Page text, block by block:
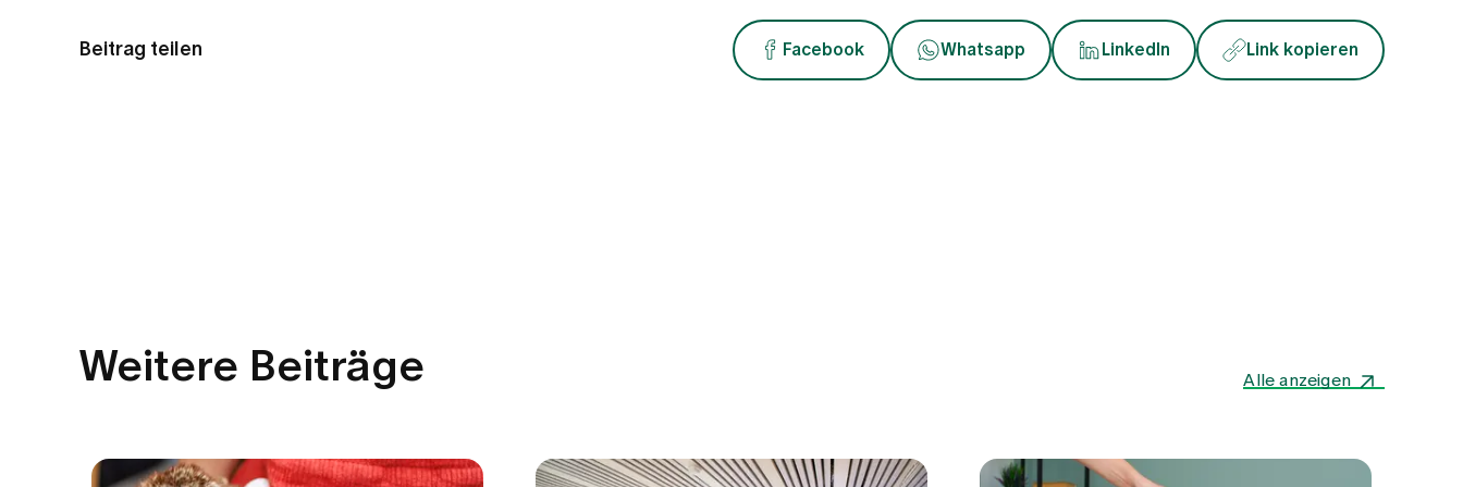
Beitrag teilen Facebook Whatsapp LinkedIn Link kopieren
Weitere Beiträge Alle anzeigen